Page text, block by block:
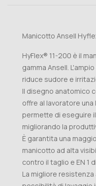
Manicotto Ansell
HyFlex® 11-200 è il
gamma Ansell.
riduce sudore e
Il disegno anatomico
offre al lavoratore
permette di eseguire
migliorando la
È garantita una
manicotto ad alta
contro il taglio e EN 1
La migliore resistenza